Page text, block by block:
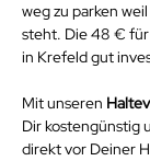
weg zu parken
steht. Die 48 €
in Krefeld gut
Mit unseren
Dir kostengünstig
direkt vor Deiner